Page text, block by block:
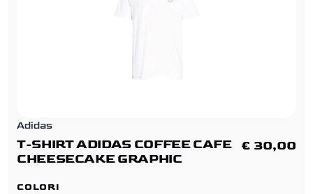
Adidas
T-SHIRT ADIDAS COFFEE CAFE
CHEESECAKE GRAPHIC
€ 30,00
COLORI